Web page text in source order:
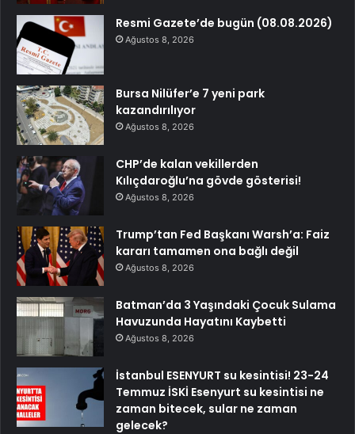
Resmi Gazete’de bugün (08.08.2026)
Ağustos 8, 2026
Bursa Nilüfer’e 7 yeni park
kazandırılıyor
Ağustos 8, 2026
CHP’de kalan vekillerden
Kılıçdaroğlu’na gövde gösterisi!
Ağustos 8, 2026
Trump’tan Fed Başkanı Warsh’a: Faiz
kararı tamamen ona bağlı değil
Ağustos 8, 2026
Batman’da 3 Yaşındaki Çocuk Sulama
Havuzunda Hayatını Kaybetti
Ağustos 8, 2026
İstanbul ESENYURT su kesintisi! 23-24
Temmuz İSKİ Esenyurt su kesintisi ne
zaman bitecek, sular ne zaman
gelecek?